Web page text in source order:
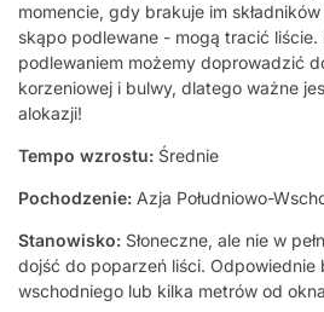
momencie, gdy brakuje im
skąpo podlewane - mogą tracić
podlewaniem możemy doprowadzić
korzeniowej i bulwy, dlatego ważne
alokazji!
Tempo wzrostu: Średnie
Pochodzenie: Azja Południowo-
Stanowisko: Słoneczne, ale nie w
dojść do poparzeń liści. Odpowiednie
wschodniego lub kilka metrów od